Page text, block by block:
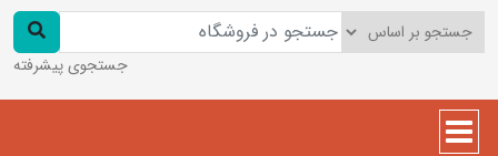
جستجوی پیشرفته